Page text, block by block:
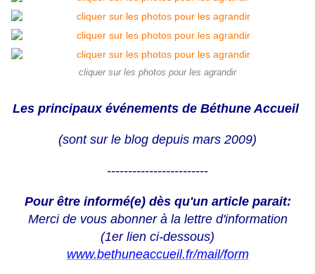
cliquer sur les photos pour les agrandir
Les principaux événements de Béthune Accueil
(sont sur le blog depuis mars 2009)
------------------------
Pour être informé(e) dès qu'un article parait:
Merci de vous abonner à la lettre d'information
(1er lien ci-dessous)
www.bethuneaccueil.fr/mail/form